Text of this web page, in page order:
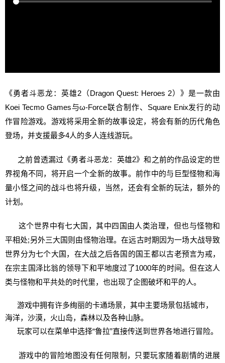
《勇者斗恶龙：英雄2（Dragon Quest: Heroes 2）》是一款由
Koei Tecmo Games与ω-Force联合制作、Square Enix发行的动
作冒险游戏。游戏将采用全新的故事设定，将会有新的历代角色
登场，并支援最多4人的多人连线游玩。
之前曾透漏过《勇者斗恶龙：英雄2》和之前的作品设定的世
界视角不同，将开启一个全新的故事。前作中的与巨型怪物和海
量小怪之间的战斗也将升级，当然，还会有全新的玩法，额外的
计划。
这个世界中有七大国，其中四国由人类治理，但也与怪物和
平相处;另外三大国则由怪物治理。在远古时期因为一场大战导致
世界分为七个大国，在大战之后各国的国王都以古老预言为戒，
在宗主国泽比翁的领导下和平地度过了1000年的时间。但在这人
类与怪物和平共处的时代里，也出现了企图破坏和平的人。
游戏中拥有许多绚丽的卡通场景，其中主要场景包括城市，
海洋，沙漠，火山岛，森林以及各种山脉。
玩家可以在菜单中选择“鲁拉”直接传送到世界各地进行冒险。
游戏中的冒险地图没有任何限制，只要玩家随着剧情的进展